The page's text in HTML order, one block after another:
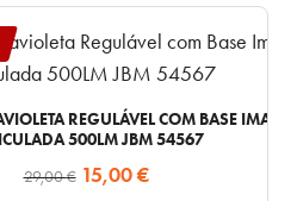
REGULÁVEL COM BASE
500LM JBM 54567
29,00€ O
15,00€O